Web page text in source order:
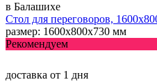
в Балашихе
Стол для переговоров,
размер: 1600x800х730 мм
Рекомендуем
доставка от 1 дня